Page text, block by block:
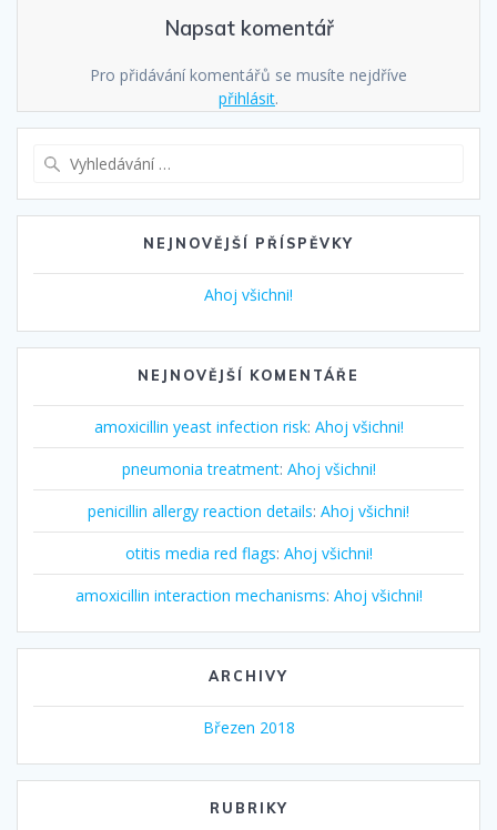
Napsat komentář
Pro přidávání komentářů se musíte nejdříve
přihlásit.
NEJNOVĚJŠÍ PŘÍSPĚVKY
Ahoj všichni!
NEJNOVĚJŠÍ KOMENTÁŘE
amoxicillin yeast infection risk: Ahoj všichni!
pneumonia treatment: Ahoj všichni!
penicillin allergy reaction details: Ahoj všichni!
otitis media red flags: Ahoj všichni!
amoxicillin interaction mechanisms: Ahoj všichni!
ARCHIVY
Březen 2018
RUBRIKY